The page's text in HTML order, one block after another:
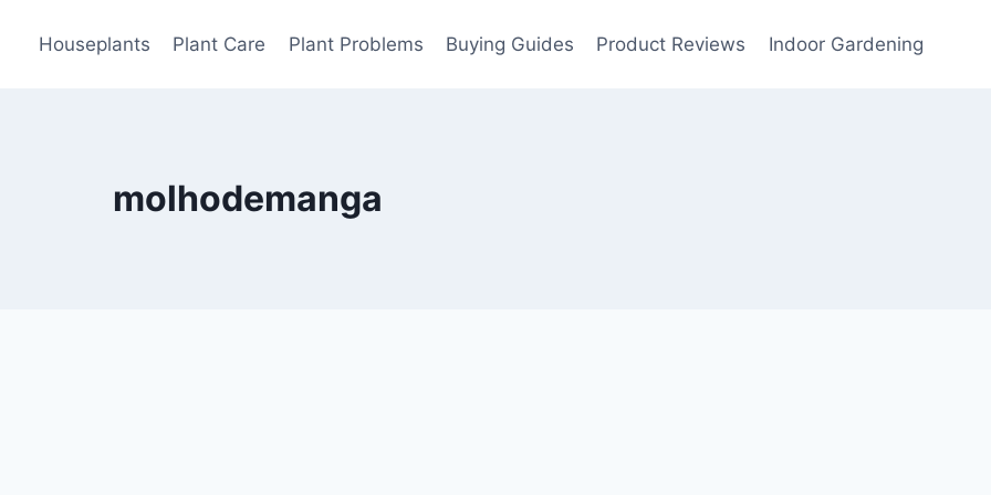
Houseplants Plant Care Plant Problems Buying Guides Product Reviews Indoor Gardening
molhodemanga